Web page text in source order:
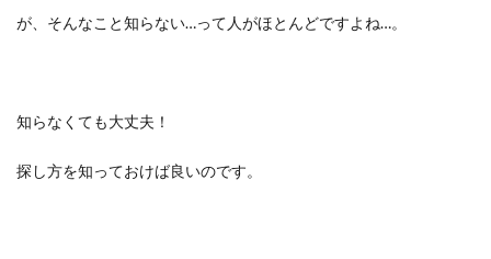
が、そんなこと知らない…って人がほとんどですよね…。
知らなくても大丈夫！
探し方を知っておけば良いのです。